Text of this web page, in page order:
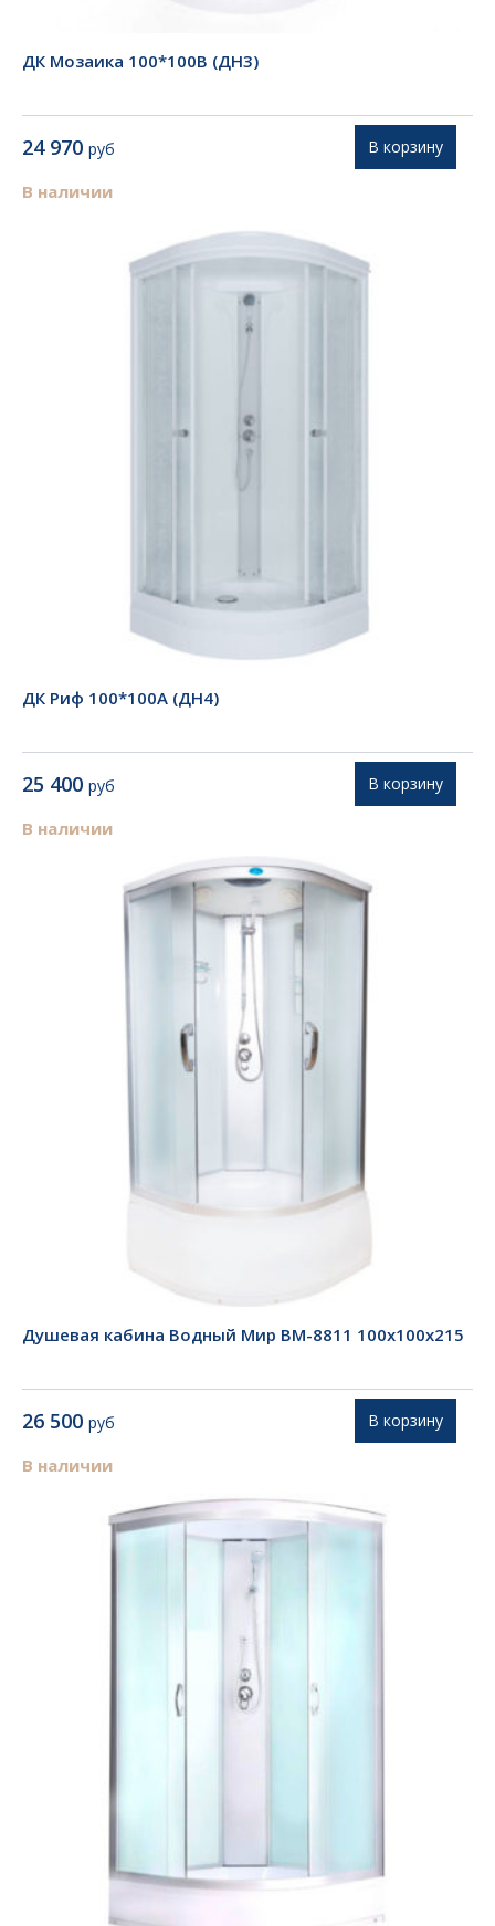
ДК Мозаика 100*100В (ДН3)
24 970 руб
В наличии
В корзину
ДК Риф 100*100А (ДН4)
25 400 руб
В наличии
В корзину
Душевая кабина Водный Мир ВМ-8811 100x100x215
26 500 руб
В наличии
В корзину